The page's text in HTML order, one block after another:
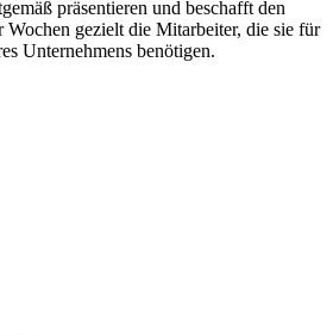
präsentieren und beschafft den
gezielt die Mitarbeiter, die sie für
Unternehmens benötigen.